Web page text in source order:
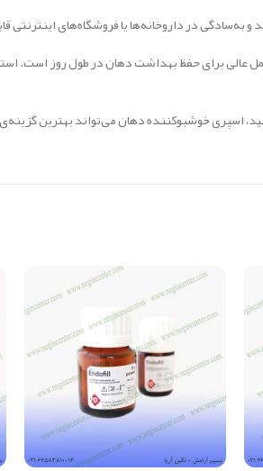
به‌سادگی در داروخانه‌ها یا فروشگاه‌های
عالی برای حفظ بهداشت دهان در طول روز است.
اسپری خوشبوکننده دهان می‌تواند بهترین